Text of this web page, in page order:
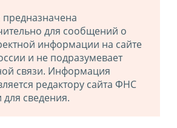
для сообщений о
информации на сайте
и не подразумевает
связи. Информация
редактору сайта ФНС
для сведения.